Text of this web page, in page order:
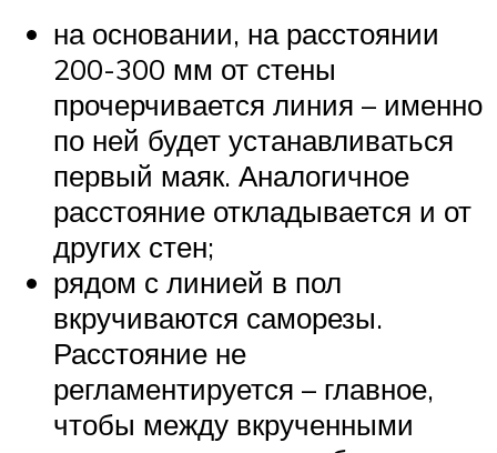
на основании, на расстоянии
200-300 мм от стены
прочерчивается линия – именно
по ней будет устанавливаться
первый маяк. Аналогичное
расстояние откладывается и от
других стен;
рядом с линией в пол
вкручиваются саморезы.
Расстояние не
регламентируется – главное,
чтобы между вкрученными